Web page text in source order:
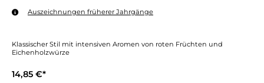
Auszeichnungen früherer Jahrgänge
Klassischer Stil mit intensiven Aromen von roten Früchten und
Eichenholzwürze
14,85 €*